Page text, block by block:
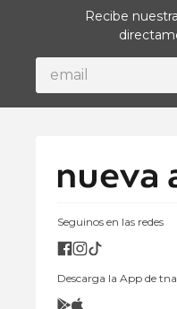
Recibe
Seguinos en las redes
Descarga la App de tna